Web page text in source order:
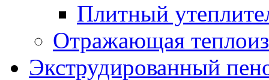
Плитный
Отражающая
Экструдированный